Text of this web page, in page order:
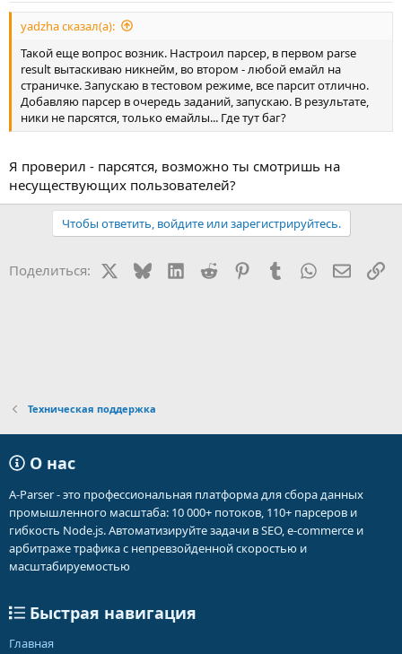
yadzha сказал(а):
Такой еще вопрос возник. Настроил парсер, в первом parse
result вытаскиваю никнейм, во втором - любой емайл на
страничке. Запускаю в тестовом режиме, все парсит отлично.
Добавляю парсер в очередь заданий, запускаю. В результате,
ники не парсятся, только емайлы... Где тут баг?
Я проверил - парсятся, возможно ты смотришь на
несуществующих пользователей?
Чтобы ответить, войдите или зарегистрируйтесь.
Поделиться: BlueskyLinkedIn
Reddit PinterestTumblr WhatsApp
Техническая поддержка
О нас
A-Parser - это профессиональная платформа для сбора данных
промышленного масштаба: 10 000+ потоков, 110+ парсеров и
гибкость Node.js. Автоматизируйте задачи в SEO, e-commerce и
арбитраже трафика с непревзойденной скоростью и
масштабируемостью
Быстрая навигация
Главная